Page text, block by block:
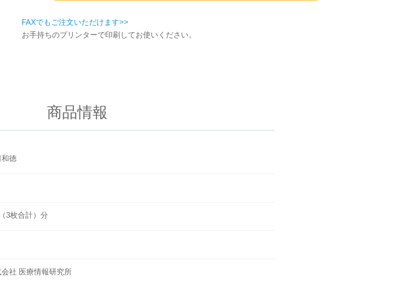
FAXでもご注文いただけます>>
お手持ちのプリンターで印刷してお使いください。
商品情報
徳
3枚合計）分
社 医療情報研究所